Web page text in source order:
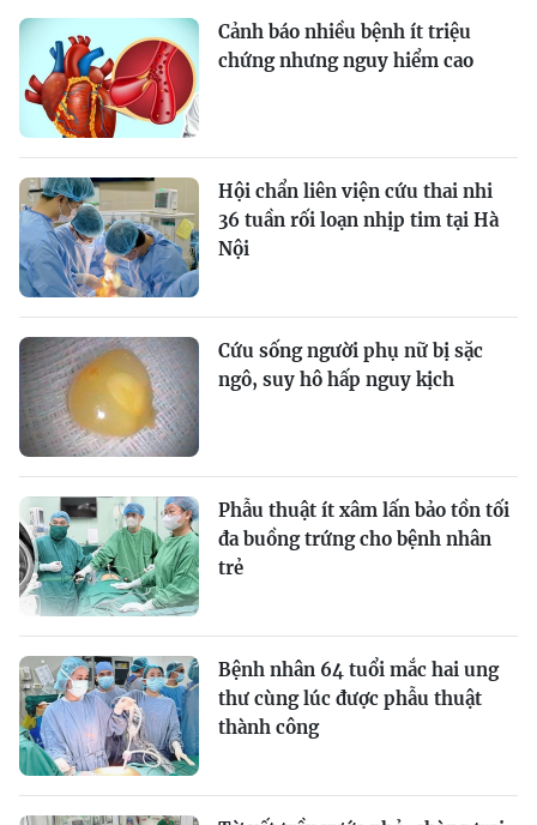
Cảnh báo nhiều bệnh ít triệu
chứng nhưng nguy hiểm cao
Hội chẩn liên viện cứu thai nhi
36 tuần rối loạn nhịp tim tại Hà
Nội
Cứu sống người phụ nữ bị sặc
ngô, suy hô hấp nguy kịch
Phẫu thuật ít xâm lấn bảo tồn tối
đa buồng trứng cho bệnh nhân
trẻ
Bệnh nhân 64 tuổi mắc hai ung
thư cùng lúc được phẫu thuật
thành công